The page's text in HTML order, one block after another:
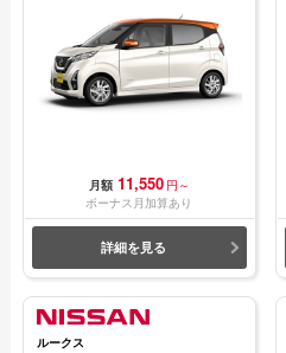
月額 11,550 円～
ボーナス月加算あり
詳細を見る
ルークス